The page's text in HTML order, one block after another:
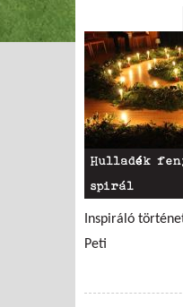
Hulladék
spirál
Inspiráló
Peti